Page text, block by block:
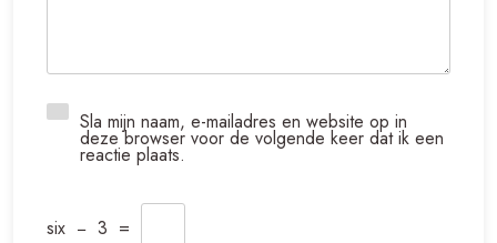
Sla mijn naam, e-mailadres en website op in
deze browser voor de volgende keer dat ik een
reactie plaats.
six − 3 =